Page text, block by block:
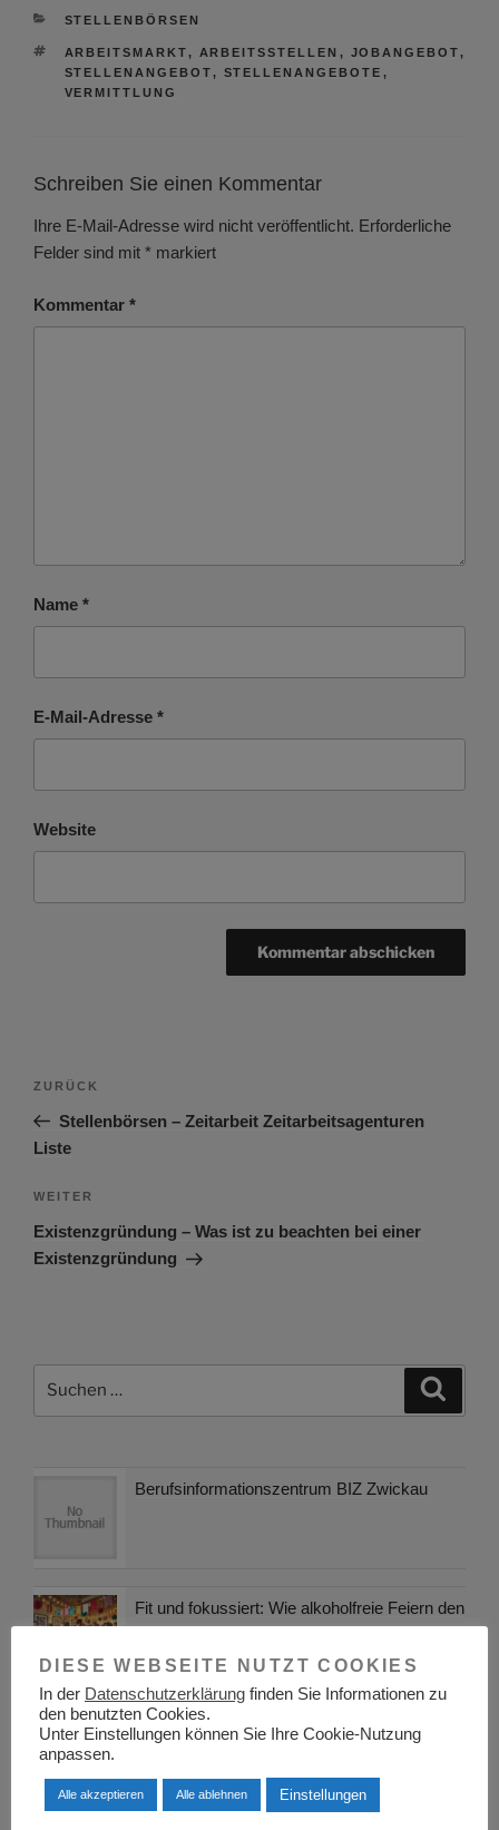
KATEGORIEN
STELLENBÖRSEN
SCHLAGWÖRTER
ARBEITSMARKT , ARBEITSSTELLEN , JOBANGEBOT ,
STELLENANGEBOT , STELLENANGEBOTE ,
VERMITTLUNG
Schreiben Sie einen Kommentar
Ihre E-Mail-Adresse wird nicht veröffentlicht. Erforderliche
Felder sind mit * markiert
Kommentar *
Name *
E-Mail-Adresse *
Website
Beitragsnavigation
Vorheriger
Beitrag
ZURÜCK
Stellenbörsen – Zeitarbeit Zeitarbeitsagenturen
Liste
Nächster
Beitrag
WEITER
Existenzgründung – Was ist zu beachten bei einer
Existenzgründung
Berufsinformationszentrum BIZ Zwickau
Fit und fokussiert: Wie alkoholfreie Feiern den
Wie Maschinen das denken lernten –
DIESE WEBSEITE NUTZT COOKIES
In der Datenschutzerklärung finden Sie Informationen zu
den benutzten Cookies.
Unter Einstellungen können Sie Ihre Cookie-Nutzung
anpassen.
Alle akzeptieren Alle ablehnen Einstellungen